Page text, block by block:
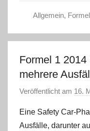
Allgemein,
Formel 1
mehrere
Veröffentlicht am 16.
Eine Safety Car-
Ausfälle, darunter